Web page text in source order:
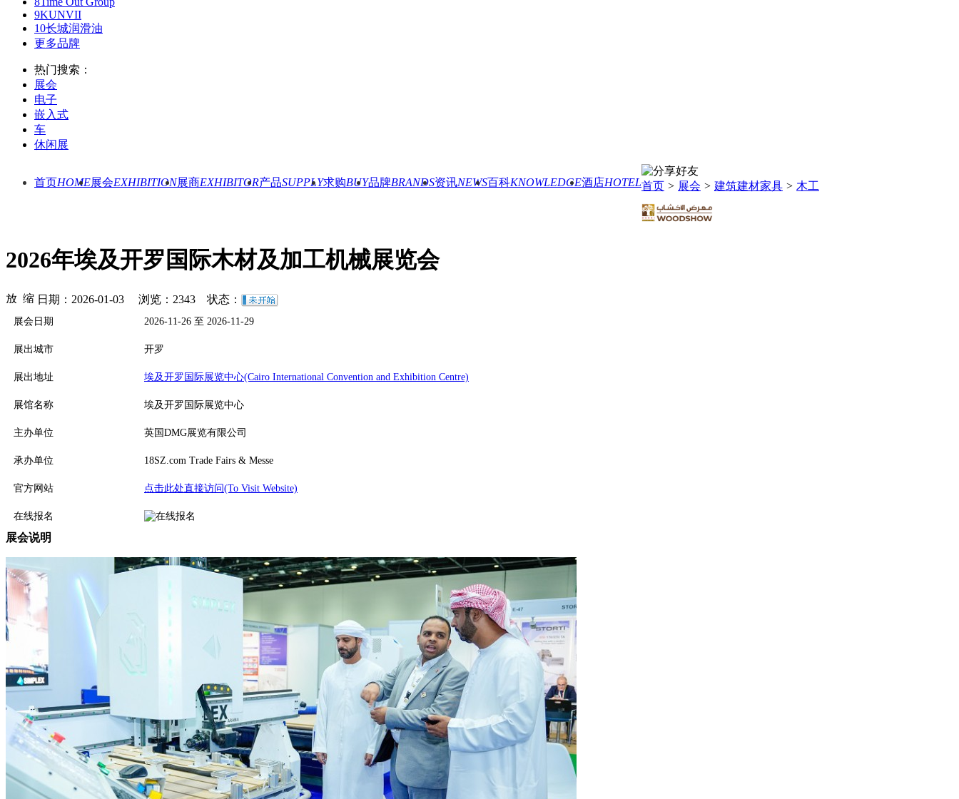
9KUNVII
10长城润滑油
更多品牌
热门搜索：
展会
电子
嵌入式
车
休闲展
首页HOME展会EXHIBITION展商EXHIBITOR产品SUPPLY求购BUY品牌BRANDS资讯NEWS百科KNOWLEDGE酒店HOTEL首页 > 展会 > 建筑建材家具 > 木工
2026年埃及开罗国际木材及加工机械展览会
日期：2026-01-03 浏览： 2343 状态：
展会日期 2026-11-26 至 2026-11-29
展出城市 开罗
展出地址 埃及开罗国际展览中心(Cairo International Convention and Exhibition Centre)
展馆名称 埃及开罗国际展览中心
主办单位 英国DMG展览有限公司
承办单位 18SZ.com Trade Fairs & Messe
官方网站 点击此处直接访问(To Visit Website)
在线报名
展会说明